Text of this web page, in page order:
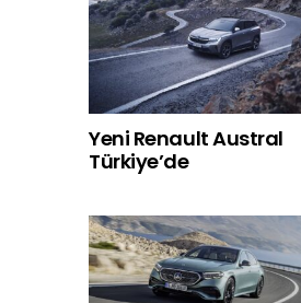
Yeni Renault Austral
Türkiye’de